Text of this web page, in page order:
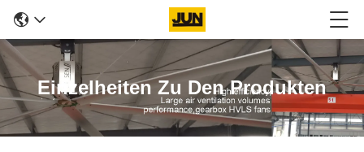
Einzelheiten Zu Den Produkten